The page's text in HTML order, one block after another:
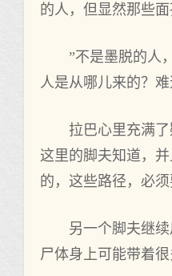
的人，但显然那些面
”不是墨脱的人
人是从哪儿来的？
拉巴心里充满
这里的脚夫知道，
的，这些路径，必
另一个脚夫继
尸体身上可能带着